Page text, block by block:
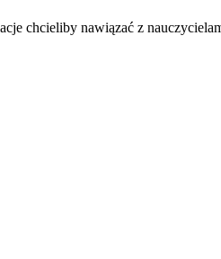
chcieliby nawiązać z